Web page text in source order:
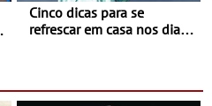
Cinco dicas para se
refrescar em casa nos dias